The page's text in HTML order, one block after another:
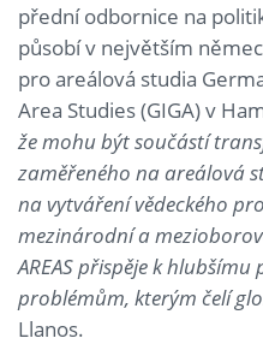
přední odbornice na
působí v největším
pro areálová studia
Area Studies (GIGA) v
že mohu být součástí
zaměřeného na areálová
na vytváření vědeckého
mezinárodní a
AREAS přispěje k
problémům, kterým čelí
Llanos.